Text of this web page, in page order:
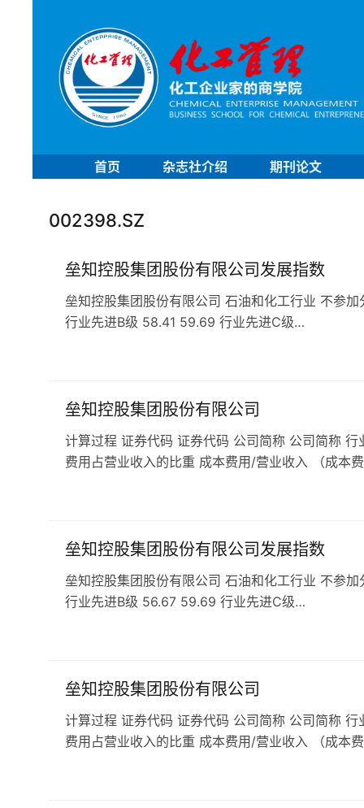
首页 杂志社介绍 期刊论文
002398.SZ
垒知控股集团股份有限公司发展指数
垒知控股集团股份有限公司 石油和化工行业 不参
行业先进B级 58.41 59.69 行业先进C级…
垒知控股集团股份有限公司
计算过程 证券代码 证券代码 公司简称 公司简称
费用占营业收入的比重 成本费用/营业收入 （成本
垒知控股集团股份有限公司发展指数
垒知控股集团股份有限公司 石油和化工行业 不参
行业先进B级 56.67 59.69 行业先进C级…
垒知控股集团股份有限公司
计算过程 证券代码 证券代码 公司简称 公司简称
费用占营业收入的比重 成本费用/营业收入 （成本